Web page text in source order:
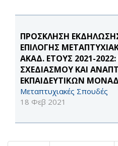
ΠΡΟΣΚΛΗΣΗ
ΕΠΙΛΟΓΗΣ
ΑΚΑΔ. ΕΤΟΥΣ 2021-
ΣΧΕΔΙΑΣΜΟΥ ΚΑΙ
ΕΚΠΑΙΔΕΥΤΙΚΩΝ
Μεταπτυχιακές Σπουδές
18 Φεβ 2021